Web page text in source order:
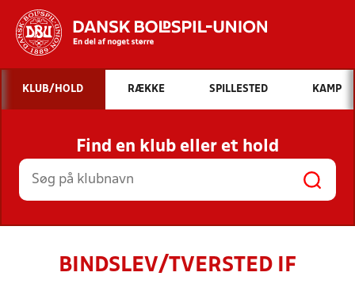
Hvad vil du søge efter?
INDHOLD OG NYHEDER
STILLINGER, RESULTATER, KLUBBER OG
HOLD
KLUB/HOLD RÆKKE SPILLESTED KAMP
Find en klub eller et hold
BINDSLEV/TVERSTED IF